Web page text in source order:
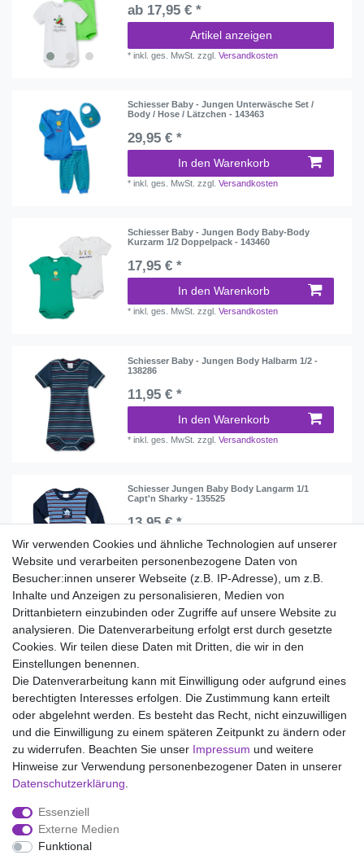
ab 17,95 € *
Artikel anzeigen
*inkl. ges. MwSt. zzgl.Versandkosten
Schiesser Baby - Jungen Unterwäsche Set /
Body / Hose / Lätzchen - 143463
29,95 € *
In den Warenkorb
*inkl. ges. MwSt. zzgl.Versandkosten
Schiesser Baby - Jungen Body Baby-Body
Kurzarm 1/2 Doppelpack - 143460
17,95 € *
In den Warenkorb
*inkl. ges. MwSt. zzgl.Versandkosten
Schiesser Baby - Jungen Body Halbarm 1/2 -
138286
11,95 € *
In den Warenkorb
*inkl. ges. MwSt. zzgl.Versandkosten
Schiesser Jungen Baby Body Langarm 1/1
Capt'n Sharky - 135525
13,95 € *
In den Warenkorb
*inkl. ges. MwSt.zzgl.Versandkosten
Wir liefern mit DHL (auch Samstags)
Kostenloser Versand
14 Tage Rückgaberecht
Impressum Daten­schutz­erklärung AGB
Widerrufs­recht
Wir verwenden Cookies und ähnliche Technologien auf unserer
Website und verarbeiten personenbezogene Daten von
Besucher:innen unserer Webseite (z.B. IP-Adresse), um z.B.
Inhalte und Anzeigen zu personalisieren, Medien von
Drittanbietern einzubinden oder Zugriffe auf unsere Website zu
analysieren. Die Datenverarbeitung erfolgt erst durch gesetzte
Cookies. Wir teilen diese Daten mit Dritten, die wir in den
Einstellungen benennen.
Die Datenverarbeitung kann mit Einwilligung oder aufgrund eines
berechtigten Interesses erfolgen. Die Zustimmung kann erteilt
oder abgelehnt werden. Es besteht das Recht, nicht einzuwilligen
und die Einwilligung zu einem späteren Zeitpunkt zu ändern oder
zu widerrufen. Beachten Sie unser Impressum und weitere
Hinweise zur Verwendung personenbezogener Daten in unserer
Daten­schutz­erklärung
Essenziell
Externe Medien
Funktional